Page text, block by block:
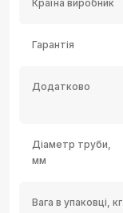
Країна виробник
Гарантія
Додатково
Діаметр труби,
мм
Вага в упаковці, кг